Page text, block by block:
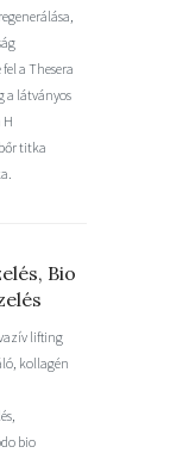
a Thesera
a látványos
H
titka
Bio
lifting
kollagén
bio